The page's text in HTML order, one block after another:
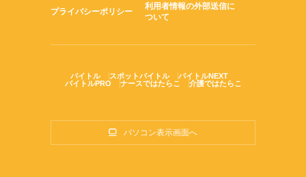
プライバシーポリシー
利用者情報の外部送信に
ついて
バイトル スポットバイトル
バイトルNEXT
バイトルPRO
ナースではたらこ 介護ではたらこ
パソコン表示画面へ